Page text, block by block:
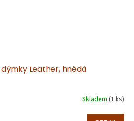
dýmky Leather, hnědá
Skladem (1 ks)